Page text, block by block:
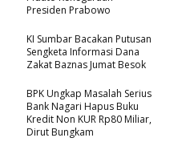
Presiden Prabowo
KI Sumbar Bacakan Putusan
Sengketa Informasi Dana
Zakat Baznas Jumat Besok
BPK Ungkap Masalah Serius
Bank Nagari Hapus Buku
Kredit Non KUR Rp80 Miliar,
Dirut Bungkam